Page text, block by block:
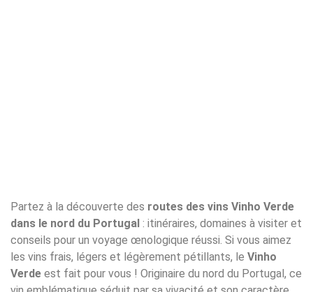
Partez à la découverte des routes des vins Vinho Verde
dans le nord du Portugal : itinéraires, domaines à visiter et
conseils pour un voyage œnologique réussi. Si vous aimez
les vins frais, légers et légèrement pétillants, le Vinho
Verde est fait pour vous ! Originaire du nord du Portugal, ce